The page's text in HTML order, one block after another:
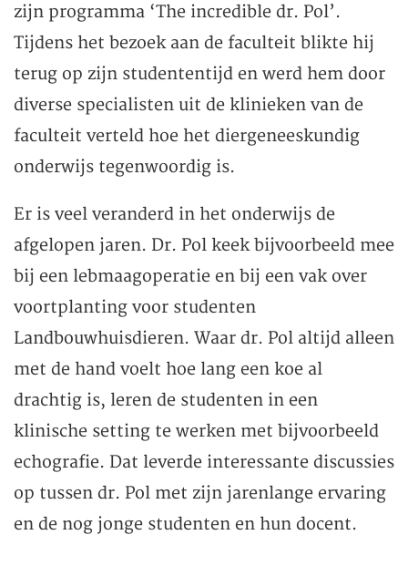
zijn programma ‘The incredible dr. Pol’.
Tijdens het bezoek aan de faculteit blikte hij
terug op zijn studententijd en werd hem door
diverse specialisten uit de klinieken van de
faculteit verteld hoe het diergeneeskundig
onderwijs tegenwoordig is.
Er is veel veranderd in het onderwijs de
afgelopen jaren. Dr. Pol keek bijvoorbeeld mee
bij een lebmaagoperatie en bij een vak over
voortplanting voor studenten
Landbouwhuisdieren. Waar dr. Pol altijd alleen
met de hand voelt hoe lang een koe al
drachtig is, leren de studenten in een
klinische setting te werken met bijvoorbeeld
echografie. Dat leverde interessante discussies
op tussen dr. Pol met zijn jarenlange ervaring
en de nog jonge studenten en hun docent.